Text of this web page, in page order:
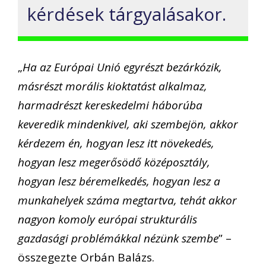
kérdések tárgyalásakor.
„Ha az Európai Unió egyrészt bezárkózik,
másrészt morális kioktatást alkalmaz,
harmadrészt kereskedelmi háborúba
keveredik mindenkivel, aki szembejön, akkor
kérdezem én, hogyan lesz itt növekedés,
hogyan lesz megerősödő középosztály,
hogyan lesz béremelkedés, hogyan lesz a
munkahelyek száma megtartva, tehát akkor
nagyon komoly európai strukturális
gazdasági problémákkal nézünk szembe” –
összegezte Orbán Balázs.